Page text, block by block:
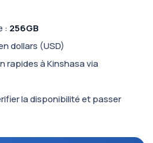
: 256GB
dollars (USD)
rapides à Kinshasa via
la disponibilité et passer